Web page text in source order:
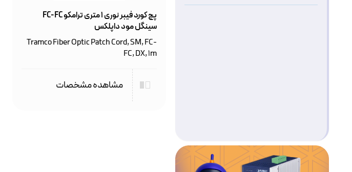
پچ کورد فیبر نوری ۱ متری ترامکو FC-FC‌
سینگل مود داپلکس
Tramco Fiber Optic Patch Cord, SM, FC-
FC, DX, 1m
مشاهده مشخصات